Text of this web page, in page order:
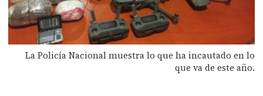
La Policía Nacional muestra lo que ha incautado en lo
que va de este año.